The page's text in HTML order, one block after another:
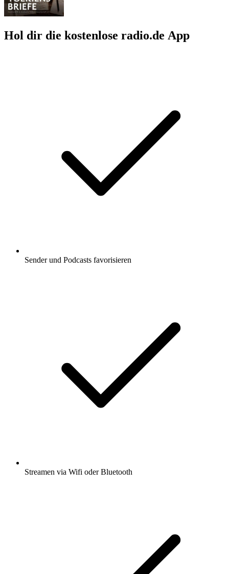
Hol dir die kostenlose radio.de App
Sender und Podcasts favorisieren
Streamen via Wifi oder Bluetooth